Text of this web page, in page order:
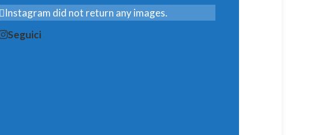
Instagram did not return any images.
Seguici